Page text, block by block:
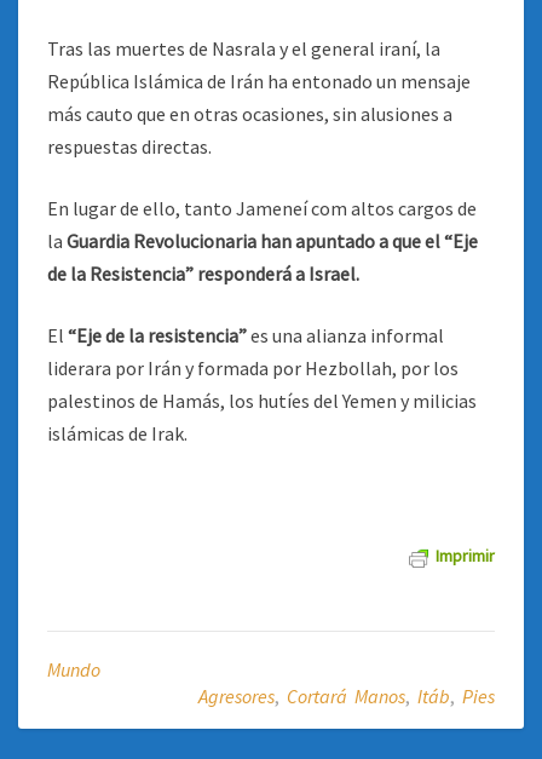
Tras las muertes de Nasrala y el general iraní, la
República Islámica de Irán ha entonado un mensaje
más cauto que en otras ocasiones, sin alusiones a
respuestas directas.
En lugar de ello, tanto Jameneí com altos cargos de
la Guardia Revolucionaria han apuntado a que el “Eje
de la Resistencia” responderá a Israel.
El “Eje de la resistencia”es una alianza informal
liderara por Irán y formada por Hezbollah, por los
palestinos de Hamás, los hutíes del Yemen y milicias
islámicas de Irak.
Imprimir
Mundo
Agresores, Cortará Manos, Itáb, Pies